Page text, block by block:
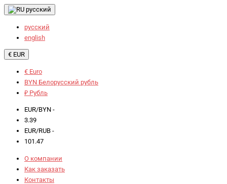
русский
русский
english
€ EUR
€ Euro
BYN Белорусский рубль
₽ Рубль
EUR/BYN -
3.39
EUR/RUB -
101.47
О компании
Как заказать
Контакты